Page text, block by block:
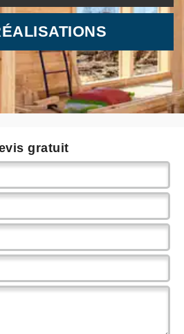
gratuit